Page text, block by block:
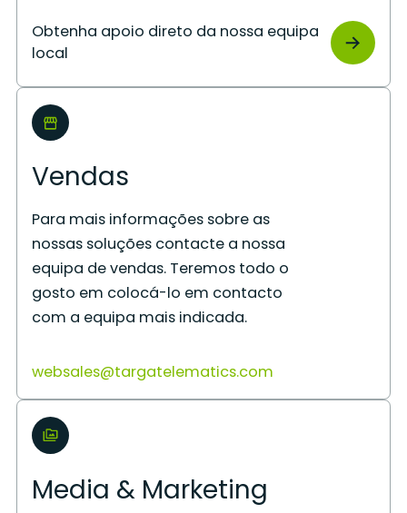
Obtenha apoio direto da nossa equipa
local
Vendas
Para mais informações sobre as
nossas soluções contacte a nossa
equipa de vendas. Teremos todo o
gosto em colocá-lo em contacto
com a equipa mais indicada.
websales@targatelematics.com
Media & Marketing